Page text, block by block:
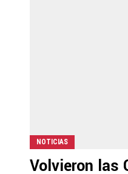
NOTICIAS
Volvieron las